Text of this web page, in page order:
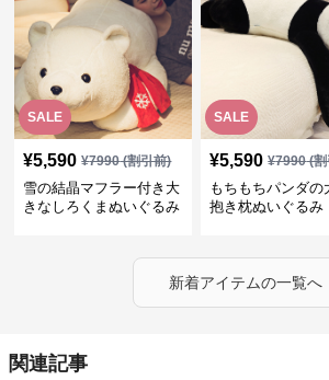
SALE
¥5,590 ¥7990(割引前)
雪の結晶マフラー付き大
きなしろくまぬいぐるみ
SALE
¥5,590 ¥7990(割
もちもちパンダの
抱き枕ぬいぐるみ
新着アイテムの一覧へ
関連記事